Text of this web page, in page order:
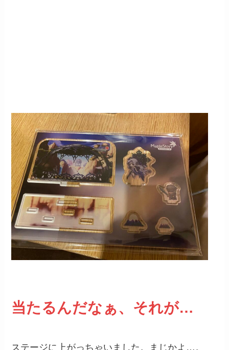
当たるんだなぁ、それが…
ステージに上がっちゃいました。まじかよ…。